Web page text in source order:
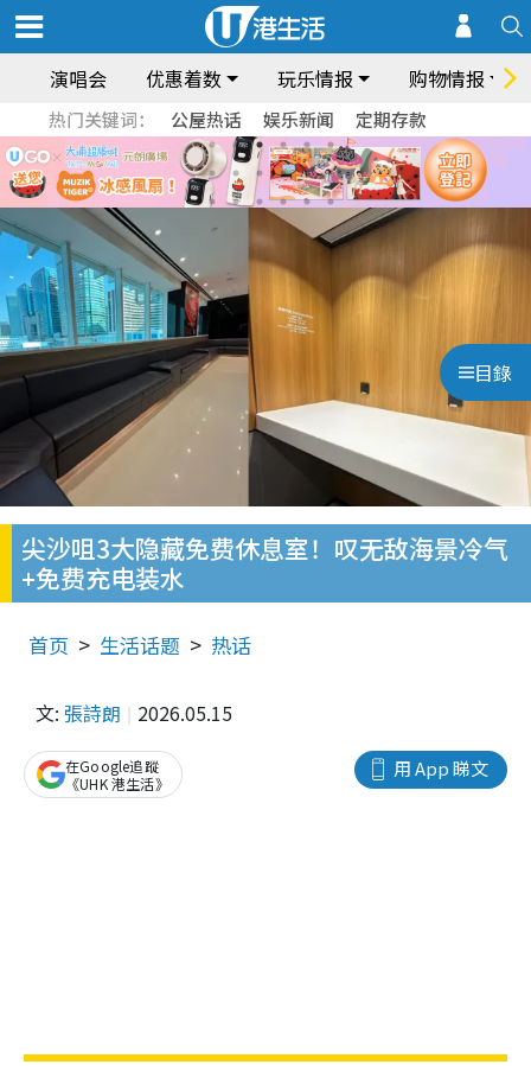
演唱会 优惠着数 玩乐情报 购物情报
热门关键词： 公屋热话 娱乐新闻 定期存款
目錄
尖沙咀3大隐藏免费休息室！叹无敌海景冷气
+免费充电装水
首页 生活话题 热话
文: 張詩朗 2026.05.15
用 App 睇文
在Google追蹤
《UHK 港生活》